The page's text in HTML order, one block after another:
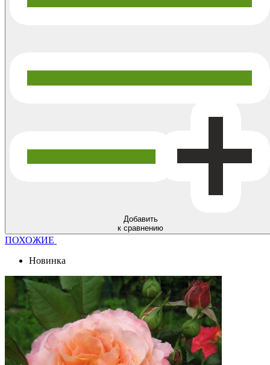
Добавить
к сравнению
ПОХОЖИЕ
Новинка